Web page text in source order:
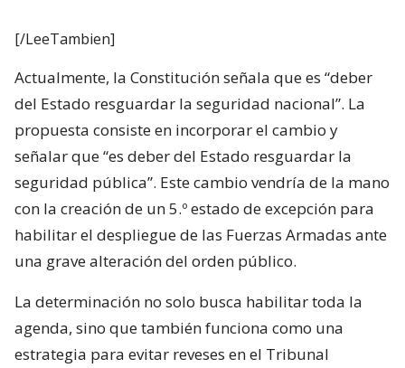
[/LeeTambien]
Actualmente, la Constitución señala que es “deber
del Estado resguardar la seguridad nacional”. La
propuesta consiste en incorporar el cambio y
señalar que “es deber del Estado resguardar la
seguridad pública”. Este cambio vendría de la mano
con la creación de un 5.º estado de excepción para
habilitar el despliegue de las Fuerzas Armadas ante
una grave alteración del orden público.
La determinación no solo busca habilitar toda la
agenda, sino que también funciona como una
estrategia para evitar reveses en el Tribunal